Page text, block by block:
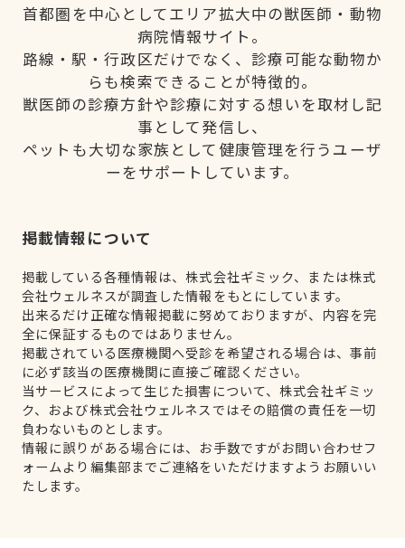
首都圏を中心としてエリア拡大中の獣医師・動物
病院情報サイト。
路線・駅・行政区だけでなく、診療可能な動物か
らも検索できることが特徴的。
獣医師の診療方針や診療に対する想いを取材し記
事として発信し、
ペットも大切な家族として健康管理を行うユーザ
ーをサポートしています。
掲載情報について
掲載している各種情報は、株式会社ギミック、または株式
会社ウェルネスが調査した情報をもとにしています。
出来るだけ正確な情報掲載に努めておりますが、内容を完
全に保証するものではありません。
掲載されている医療機関へ受診を希望される場合は、事前
に必ず該当の医療機関に直接ご確認ください。
当サービスによって生じた損害について、株式会社ギミッ
ク、および株式会社ウェルネスではその賠償の責任を一切
負わないものとします。
情報に誤りがある場合には、お手数ですがお問い合わせフ
ォームより編集部までご連絡をいただけますようお願いい
たします。